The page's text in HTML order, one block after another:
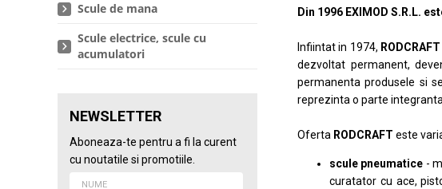
Scule de mana
Scule electrice, scule cu
acumulatori
NEWSLETTER
Aboneaza-te pentru a fi la curent
cu noutatile si promotiile.
Din 1996 EXIMOD S.R.L.
Infiintat in 1974, RODCRAFT
dezvoltat permanent,
permanenta produsele si
reprezinta o parte
Oferta RODCRAFT este
scule pneumatice -
curatator cu ace,